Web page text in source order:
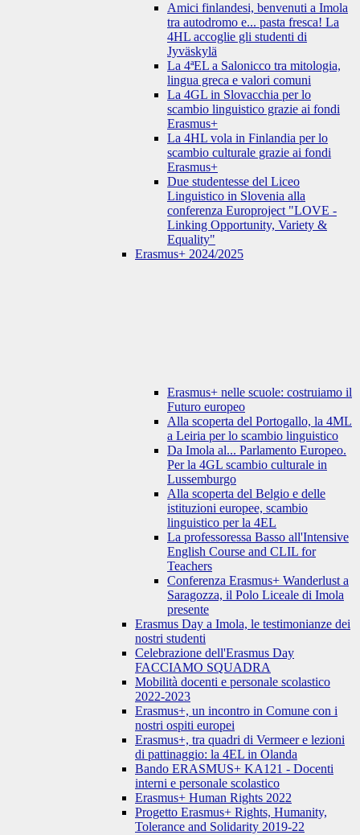
Amici finlandesi, benvenuti a Imola
tra autodromo e... pasta fresca! La
4HL accoglie gli studenti di
Jyväskylä
La 4ªEL a Salonicco tra mitologia,
lingua greca e valori comuni
La 4GL in Slovacchia per lo
scambio linguistico grazie ai fondi
Erasmus+
La 4HL vola in Finlandia per lo
scambio culturale grazie ai fondi
Erasmus+
Due studentesse del Liceo
Linguistico in Slovenia alla
conferenza Europroject "LOVE -
Linking Opportunity, Variety &
Equality"
Erasmus+ 2024/2025
Erasmus+ nelle scuole: costruiamo il
Futuro europeo
Alla scoperta del Portogallo, la 4ML
a Leiria per lo scambio linguistico
Da Imola al... Parlamento Europeo.
Per la 4GL scambio culturale in
Lussemburgo
Alla scoperta del Belgio e delle
istituzioni europee, scambio
linguistico per la 4EL
La professoressa Basso all'Intensive
English Course and CLIL for
Teachers
Conferenza Erasmus+ Wanderlust a
Saragozza, il Polo Liceale di Imola
presente
Erasmus Day a Imola, le testimonianze dei
nostri studenti
Celebrazione dell'Erasmus Day
FACCIAMO SQUADRA
Mobilità docenti e personale scolastico
2022-2023
Erasmus+, un incontro in Comune con i
nostri ospiti europei
Erasmus+, tra quadri di Vermeer e lezioni
di pattinaggio: la 4EL in Olanda
Bando ERASMUS+ KA121 - Docenti
interni e personale scolastico
Erasmus+ Human Rights 2022
Progetto Erasmus+ Rights, Humanity,
Tolerance and Solidarity 2019-22